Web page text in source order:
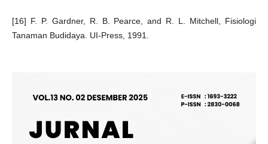
[16] F. P. Gardner, R. B. Pearce, and R. L. Mitchell, Fisiologi
Tanaman Budidaya. UI-Press, 1991.